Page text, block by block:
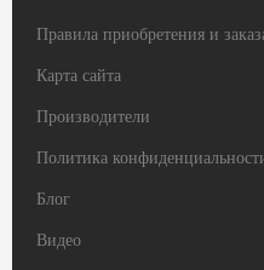
Правила приобретения и
Карта сайта
Производители
Политика
Блог
Видео